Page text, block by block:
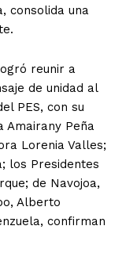
consolida una
reunir a
de unidad al
PES, con su
Amairany Peña
Lorenia Valles;
los Presidentes
de Navojoa,
Alberto
confirman